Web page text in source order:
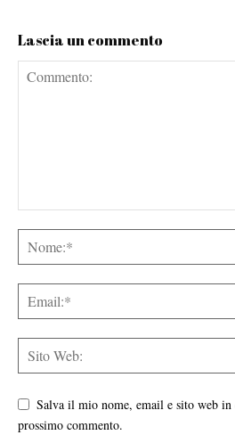
Lascia un commento
Salva il mio nome, email e sito web
prossimo commento.